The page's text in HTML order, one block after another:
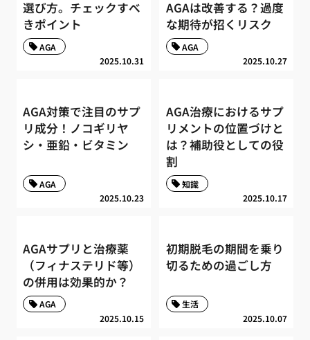
選び方。チェックすべ
きポイント
2025.10.31
AGA
AGAは改善する？過度
な期待が招くリスク
2025.10.27
AGA
AGA対策で注目のサプ
リ成分！ノコギリヤ
シ・亜鉛・ビタミン
2025.10.23
AGA
AGA治療におけるサプ
リメントの位置づけと
は？補助役としての役
割
2025.10.17
知識
AGAサプリと治療薬
（フィナステリド等）
の併用は効果的か？
2025.10.15
AGA
初期脱毛の期間を乗り
切るための過ごし方
2025.10.07
生活